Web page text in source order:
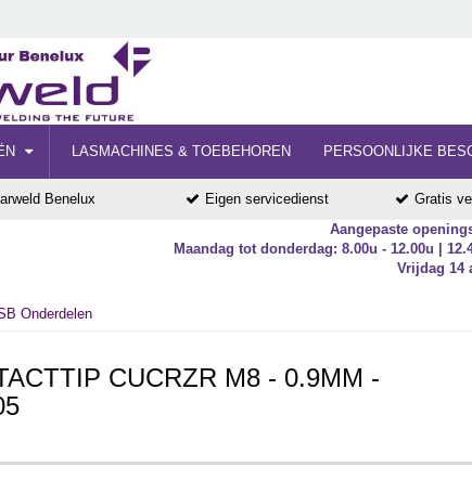
LASMACHINES & TOEBEHOREN PERSOONLIJKE
Benelux Eigen servicedienst Gratis
Aangepaste
Maandag tot donderdag: 8.00u - 12.00u |
Vrijdag 14
Onderdelen
CUCRZR M8 - 0.9MM -